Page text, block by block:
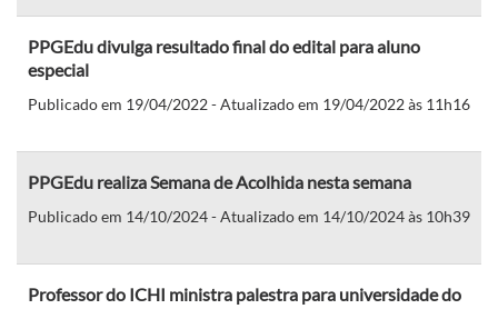
PPGEdu divulga resultado final do edital para aluno
especial
Publicado em 19/04/2022 - Atualizado em 19/04/2022 às 11h16
PPGEdu realiza Semana de Acolhida nesta semana
Publicado em 14/10/2024 - Atualizado em 14/10/2024 às 10h39
Professor do ICHI ministra palestra para universidade do